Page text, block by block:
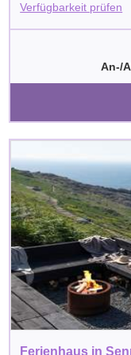
Verfügbarkeit prüfen
An-/
Ferienhaus in